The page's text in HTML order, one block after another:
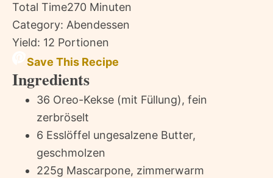
Total Time270 Minuten
Category: Abendessen
Yield: 12 Portionen
Save This Recipe
Ingredients
36 Oreo-Kekse (mit Füllung), fein
zerbröselt
6 Esslöffel ungesalzene Butter,
geschmolzen
225g Mascarpone, zimmerwarm